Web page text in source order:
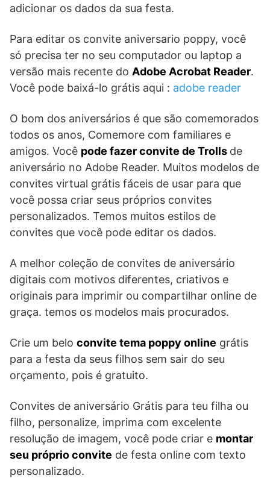
adicionar os dados da sua festa.
Para editar os convite aniversario poppy, você
só precisa ter no seu computador ou laptop a
versão mais recente do Adobe Acrobat Reader.
Você pode baixá-lo grátis aqui : adobe reader
O bom dos aniversários é que são comemorados
todos os anos, Comemore com familiares e
amigos. Você pode fazer convite de Trolls de
aniversário no Adobe Reader. Muitos modelos de
convites virtual grátis fáceis de usar para que
você possa criar seus próprios convites
personalizados. Temos muitos estilos de
convites que você pode editar os dados.
A melhor coleção de convites de aniversário
digitais com motivos diferentes, criativos e
originais para imprimir ou compartilhar online de
graça. temos os modelos mais procurados.
Crie um belo convite tema poppy online grátis
para a festa da seus filhos sem sair do seu
orçamento, pois é gratuito.
Convites de aniversário Grátis para teu filha ou
filho, personalize, imprima com excelente
resolução de imagem, você pode criar e montar
seu próprio convite de festa online com texto
personalizado.